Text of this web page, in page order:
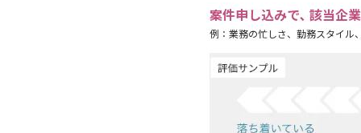
案件申し込みで､ 該当企
例：業務の忙しさ、勤務スタイル